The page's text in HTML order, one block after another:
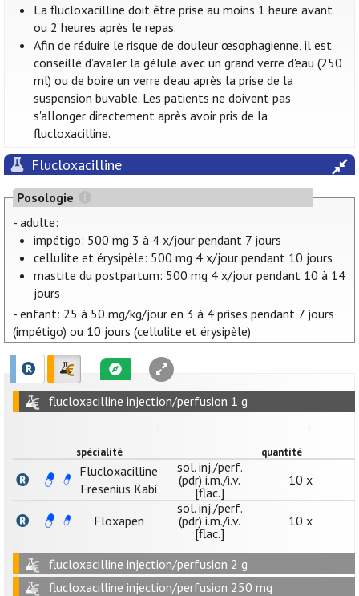
La flucloxacilline doit être prise au moins 1 heure avant
ou 2 heures après le repas.
Afin de réduire le risque de douleur œsophagienne, il est
conseillé d’avaler la gélule avec un grand verre d'eau (250
ml) ou de boire un verre d’eau après la prise de la
suspension buvable. Les patients ne doivent pas
s'allonger directement après avoir pris de la
flucloxacilline.
Flucloxacilline
Posologie
- adulte:
impétigo: 500 mg 3 à 4 x/jour pendant 7 jours
cellulite et érysipèle: 500 mg 4 x/jour pendant 10 jours
mastite du postpartum: 500 mg 4 x/jour pendant 10 à 14
jours
- enfant: 25 à 50 mg/kg/jour en 3 à 4 prises pendant 7 jours
(impétigo) ou 10 jours (cellulite et érysipèle)
flucloxacilline injection/perfusion 1 g
spécialité quantité
Flucloxacilline
Fresenius Kabi
sol. inj./perf.
(pdr) i.m./i.v.
[flac.]
10 x
Floxapen
sol. inj./perf.
(pdr) i.m./i.v.
[flac.]
10 x
flucloxacilline injection/perfusion 2 g
flucloxacilline injection/perfusion 250 mg